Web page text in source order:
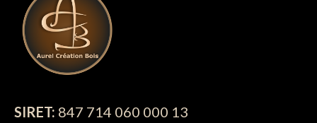
SIRET: 847 714 060 000 13